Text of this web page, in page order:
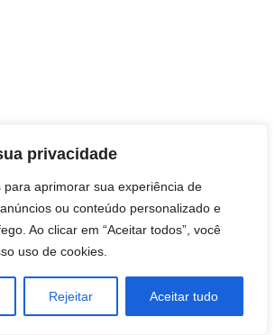
privacidade
para aprimorar sua experiência de
ou conteúdo personalizado e
Ao clicar em “Aceitar todos”, você
uso de cookies.
Rejeitar Aceitar tudo
e trabalhos espirituais
Santa Catarina - São José